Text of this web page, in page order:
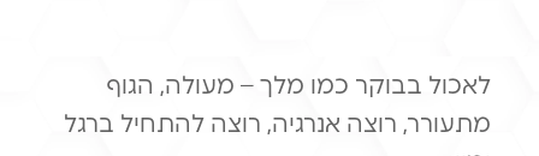
לאכול בבוקר כמו מלך – מעולה, הגוף
מתעורר, רוצה אנרגיה, רוצה להתחיל ברגל